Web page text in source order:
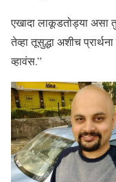
एखादा लाकूडतोड्या
तेव्हा तूसुद्धा अशीच
व्हावंस.”